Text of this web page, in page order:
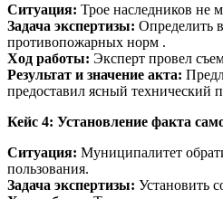
Ситуация: Трое наследников не
Задача экспертизы: Определить
противопожарных норм .
Ход работы: Эксперт провел
Результат и значение акта:
предоставил ясный технический
Кейс 4: Установление факта
Ситуация: Муниципалитет
пользования.
Задача экспертизы: Установить